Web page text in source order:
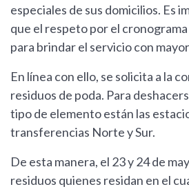
especiales de sus domicilios. Es
que el respeto por el
para brindar el servicio con
En línea con ello, se solicita a la
residuos de poda. Para
tipo de elemento están las
transferencias Norte y Sur.
De esta manera, el 23 y 24 de
residuos quienes residan en el